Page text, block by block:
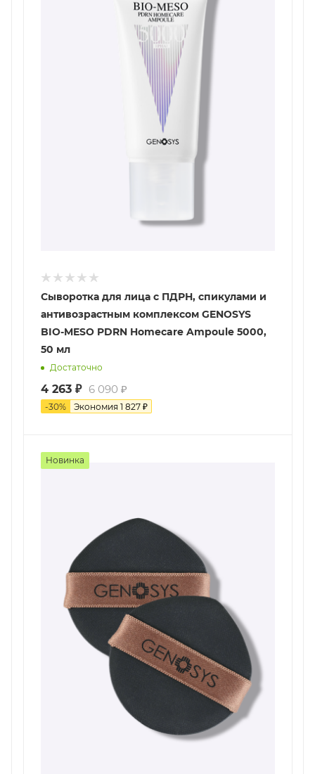
Сыворотка для лица с ПДРН, спикулами и
антивозрастным комплексом GENOSYS
BIO-MESO PDRN Homecare Ampoule 5000,
50 мл
Достаточно
4 263 ₽ 6 090 ₽
-30% Экономия 1 827 ₽
Новинка